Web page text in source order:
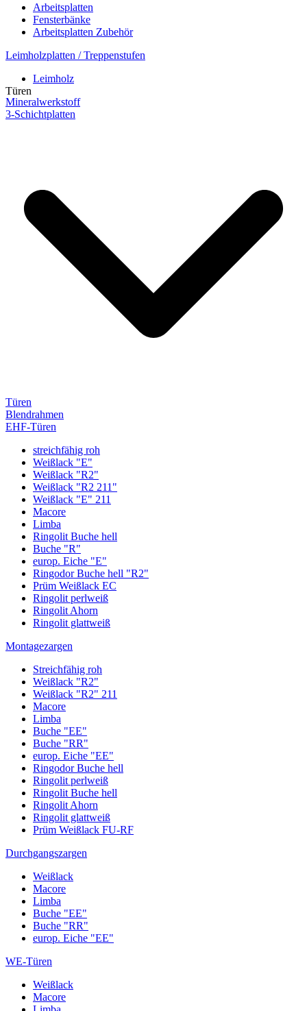
Arbeitsplatten
Fensterbänke
Arbeitsplatten Zubehör
Leimholzplatten / Treppenstufen
Leimholz
Mineralwerkstoff
3-Schichtplatten
Türen
Türen
Blendrahmen
EHF-Türen
streichfähig roh
Weißlack "E"
Weißlack "R2"
Weißlack "R2 211"
Weißlack "E" 211
Macore
Limba
Ringolit Buche hell
Buche "R"
europ. Eiche "E"
Ringodor Buche hell "R2"
Prüm Weißlack EC
Ringolit perlweiß
Ringolit Ahorn
Ringolit glattweiß
Montagezargen
Streichfähig roh
Weißlack "R2"
Weißlack "R2" 211
Macore
Limba
Buche "EE"
Buche "RR"
europ. Eiche "EE"
Ringodor Buche hell
Ringolit perlweiß
Ringolit Buche hell
Ringolit Ahorn
Ringolit glattweiß
Prüm Weißlack FU-RF
Durchgangszargen
Weißlack
Macore
Limba
Buche "EE"
Buche "RR"
europ. Eiche "EE"
WE-Türen
Weißlack
Macore